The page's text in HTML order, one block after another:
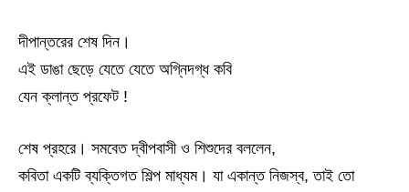
দীপান্তরের শেষ দিন।
এই ডাঙা ছেড়ে যেতে যেতে অগ্নিদগ্ধ কবি
যেন ক্লান্ত প্রফেট !
শেষ প্রহরে। সমবেত দ্বীপবাসী ও শিশুদের বললেন,
কবিতা একটি ব্যক্তিগত শিল্প মাধ্যম। যা একান্ত নিজস্ব, তাই তো